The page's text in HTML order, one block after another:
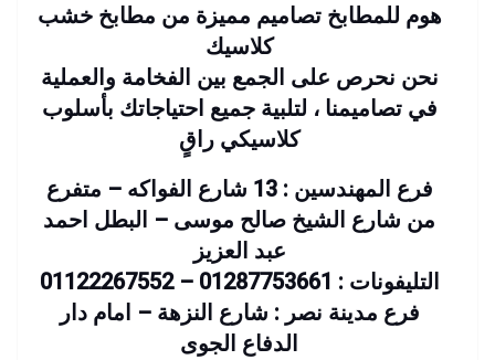
هوم للمطابخ تصاميم مميزة من مطابخ خشب
كلاسيك
نحن نحرص على الجمع بين الفخامة والعملية
في تصاميمنا ، لتلبية جميع احتياجاتك بأسلوب
كلاسيكي راقٍ
فرع المهندسين : 13 شارع الفواكه – متفرع
من شارع الشيخ صالح موسى – البطل احمد
عبد العزيز
التليفونات : 01287753661 – 01122267552
فرع مدينة نصر : شارع النزهة – امام دار
الدفاع الجوى